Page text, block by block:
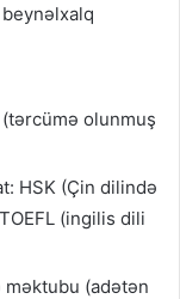
beynəlxalq
olunmuş
HSK (Çin dilində
(ingilis dili
(adətən